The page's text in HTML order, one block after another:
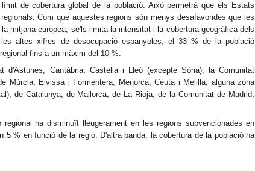
de cobertura global de la població. Això permetrà que els Estats
Com que aquestes regions són menys desafavorides que les
mitjana europea, se'ls limita la intensitat i la cobertura geogràfica dels
altes xifres de desocupació espanyoles, el 33 % de la població
fins a un màxim del 10 %.
d'Astúries, Cantàbria, Castella i Lleó (excepte Sòria), la Comunitat
Múrcia, Eivissa i Formentera, Menorca, Ceuta i Melilla, alguna zona
de Catalunya, de Mallorca, de La Rioja, de la Comunitat de Madrid,
ha disminuït lleugerament en les regions subvencionades en
5 % en funció de la regió. D'altra banda, la cobertura de la població ha